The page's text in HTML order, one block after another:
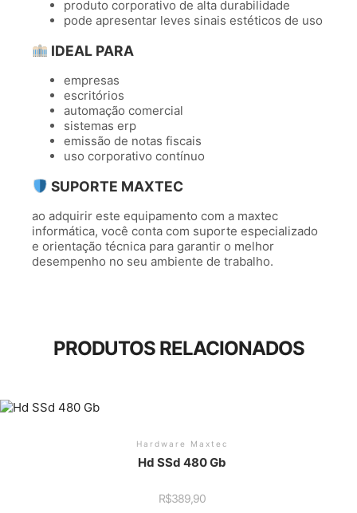
produto corporativo de alta durabilidade
pode apresentar leves sinais estéticos de uso
IDEAL PARA
empresas
escritórios
automação comercial
sistemas erp
emissão de notas fiscais
uso corporativo contínuo
SUPORTE MAXTEC
ao adquirir este equipamento com a maxtec
informática, você conta com suporte especializado
e orientação técnica para garantir o melhor
desempenho no seu ambiente de trabalho.
PRODUTOS RELACIONADOS
Hardware Maxtec
Hd SSd 480 Gb
R$389,90